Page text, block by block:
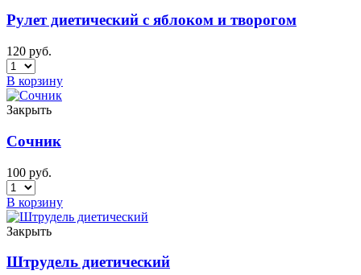
Рулет диетический с яблоком и творогом
120 руб.
В корзину
Закрыть
Сочник
100 руб.
В корзину
Закрыть
Штрудель диетический